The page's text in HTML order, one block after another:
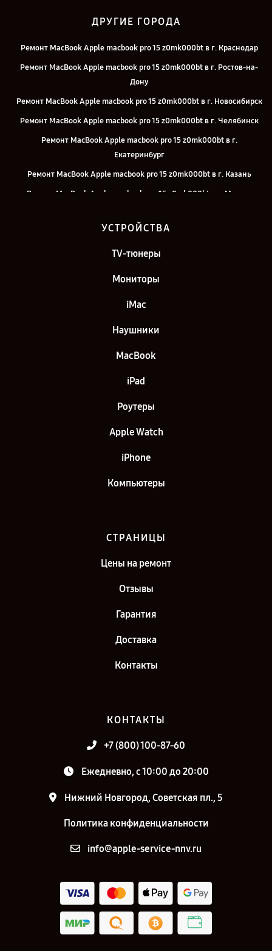
ДРУГИЕ ГОРОДА
Ремонт MacBook Apple macbook pro 15 z0mk000bt в г. Краснодар
Ремонт MacBook Apple macbook pro 15 z0mk000bt в г. Ростов-на-
Дону
Ремонт MacBook Apple macbook pro 15 z0mk000bt в г. Новосибирск
Ремонт MacBook Apple macbook pro 15 z0mk000bt в г. Челябинск
Ремонт MacBook Apple macbook pro 15 z0mk000bt в г.
Екатеринбург
Ремонт MacBook Apple macbook pro 15 z0mk000bt в г. Казань
Ремонт MacBook Apple macbook pro 15 z0mk000bt в г. Москва
Петербург
УСТРОЙСТВА
TV-тюнеры
Мониторы
iMac
Наушники
MacBook
iPad
Роутеры
Apple Watch
iPhone
Компьютеры
СТРАНИЦЫ
Цены на ремонт
Отзывы
Гарантия
Доставка
Контакты
КОНТАКТЫ
+7 (800) 100-87-60
Ежедневно, с 10:00 до 20:00
Нижний Новгород, Советская пл., 5
Политика конфиденциальности
info@apple-service-nnv.ru